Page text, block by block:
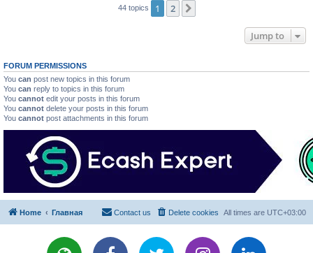
44 topics 1 2
Jump to
FORUM PERMISSIONS
You can post new topics in this forum
You can reply to topics in this forum
You cannot edit your posts in this forum
You cannot delete your posts in this forum
You cannot post attachments in this forum
Home Главная All times are UTC+03:00
Delete cookies
Contact us